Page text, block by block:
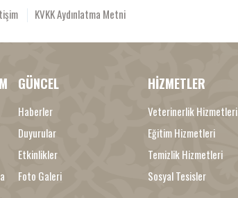
KVKK Aydınlatma Metni
GÜNCEL
Haberler
Duyurular
Etkinlikler
Foto Galeri
HİZMETLER
Veterinerlik Hizmetleri
Eğitim Hizmetleri
Temizlik Hizmetleri
Sosyal Tesisler